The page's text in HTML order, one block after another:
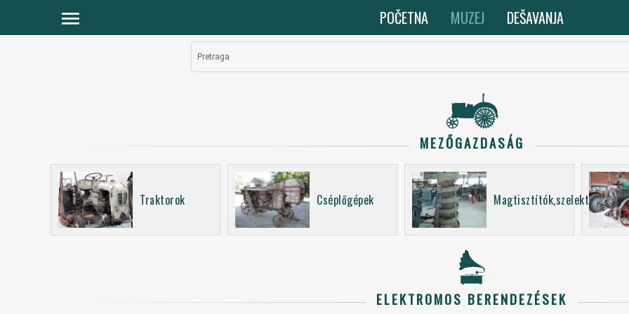
menu POČETNA MUZEJ DEŠAVANJA
Pretraga
MEZŐGAZDASÁG
Traktorok Cséplőgépek Magtisztítók,szelektorok
ELEKTROMOS BERENDEZÉSEK